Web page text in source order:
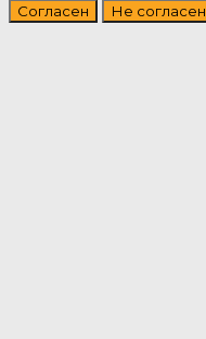
Согласен Не согласен